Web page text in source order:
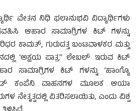
ವೇತನ ನಿಧಿ ಫಲಾನುಭವಿ ವಿದ್ಯಾರ್ಥಿಗಳು
ಆಹಾರ ಸಾಮಾಗ್ರಿಗಳ ಕಿಟ್ ಗಳನ್ನು
ಕಾಮತ್, ಗುರುದತ್ತ ಬಂಟವಾಳಕರ ಮತ್ತು
‘ಅಕ್ಷಯ ಪಾತ್ರ” ಲೇಬಲ್ ಇರುವ ಕಿಟ್
ಸಾಮಾಗ್ರಿಗಳ ಕಿಟ್ ಗಳನ್ನು ‘ಹಾಂಗ್ಯೊ
ಕಂಪೆನಿ ವಾಹನಗಳ ಮೂಲಕ ಆಯಾ
ನೇತೃತ್ವದಲ್ಲಿ ವಿತರಿಸಲಾಯಿತು, ಎಂದು ವಿಶ್ವ